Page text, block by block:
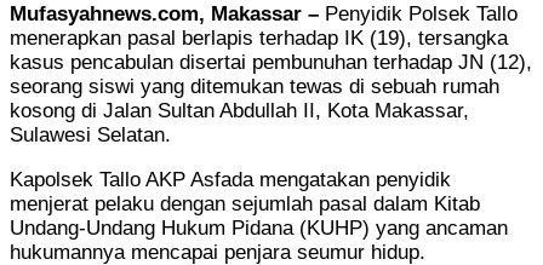
Mufasyahnews.com, Makassar – Penyidik Polsek Tallo
menerapkan pasal berlapis terhadap IK (19), tersangka
kasus pencabulan disertai pembunuhan terhadap JN (12),
seorang siswi yang ditemukan tewas di sebuah rumah
kosong di Jalan Sultan Abdullah II, Kota Makassar,
Sulawesi Selatan.
Kapolsek Tallo AKP Asfada mengatakan penyidik
menjerat pelaku dengan sejumlah pasal dalam Kitab
Undang-Undang Hukum Pidana (KUHP) yang ancaman
hukumannya mencapai penjara seumur hidup.